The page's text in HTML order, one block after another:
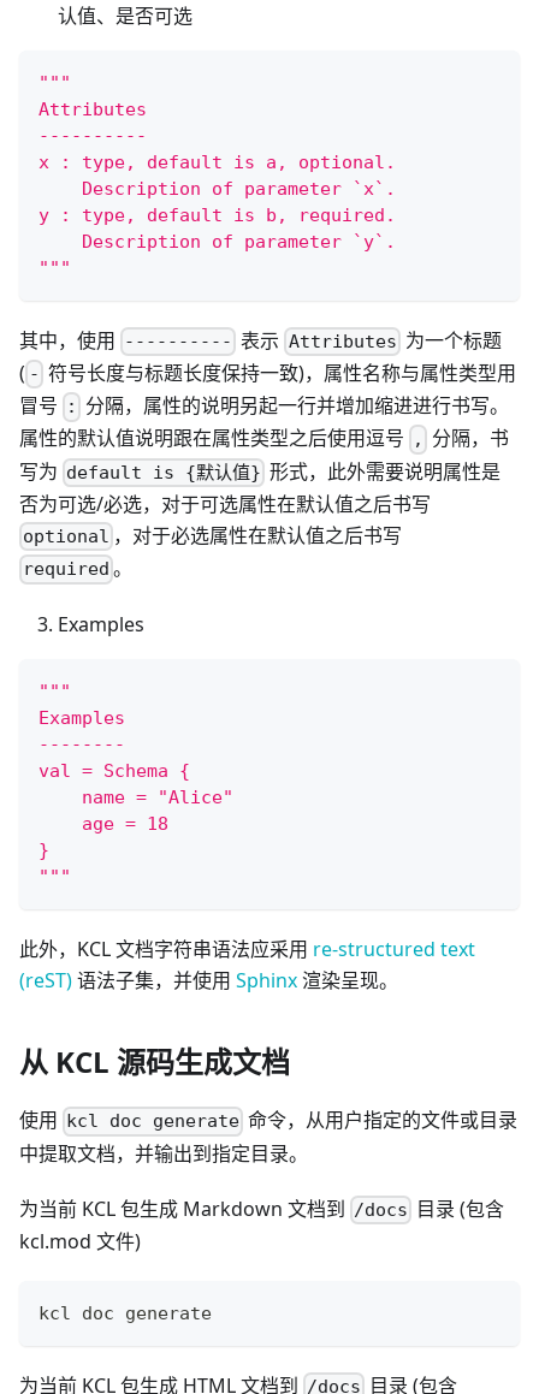
认值、是否可选
"""
Attributes
----------
x : type, default is a, optional.
    Description of parameter `x`.
y : type, default is b, required.
    Description of parameter `y`.
"""
其中，使用 ---------- 表示 Attributes 为一个标题
( - 符号长度与标题长度保持一致)，属性名称与属性类型用
冒号
:
分隔，属性的说明另起一行并增加缩进进行书写。
属性的默认值说明跟在属性类型之后使用逗号
,
分隔，书
写为 default is {默认值} 形式，此外需要说明属性是
否为可选/必选，对于可选属性在默认值之后书写
optional ，对于必选属性在默认值之后书写
required 。
Examples
"""
Examples
--------
val = Schema {
    name = "Alice"
    age = 18
}
"""
此外，KCL 文档字符串语法应采用 re-structured text
(reST)语法子集，并使用 Sphinx渲染呈现。
从 KCL 源码生成文档
使用 kcl doc generate 命令，从用户指定的文件或目录
中提取文档，并输出到指定目录。
为当前 KCL 包生成 Markdown 文档到 /docs 目录 (包含
kcl.mod 文件)
kcl doc generate
为当前 KCL 包生成 HTML 文档到 /docs 目录 (包含